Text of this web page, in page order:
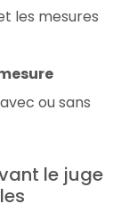
les mesures
ou sans
le juge